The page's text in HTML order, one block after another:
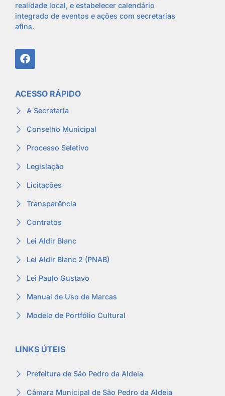
realidade local, e estabelecer calendário
integrado de eventos e ações com secretarias
afins.
ACESSO RÁPIDO
A Secretaria
Conselho Municipal
Processo Seletivo
Legislação
Licitações
Transparência
Contratos
Lei Aldir Blanc
Lei Aldir Blanc 2 (PNAB)
Lei Paulo Gustavo
Manual de Uso de Marcas
Modelo de Portfólio Cultural
LINKS ÚTEIS
Prefeitura de São Pedro da Aldeia
Câmara Municipal de São Pedro da Aldeia